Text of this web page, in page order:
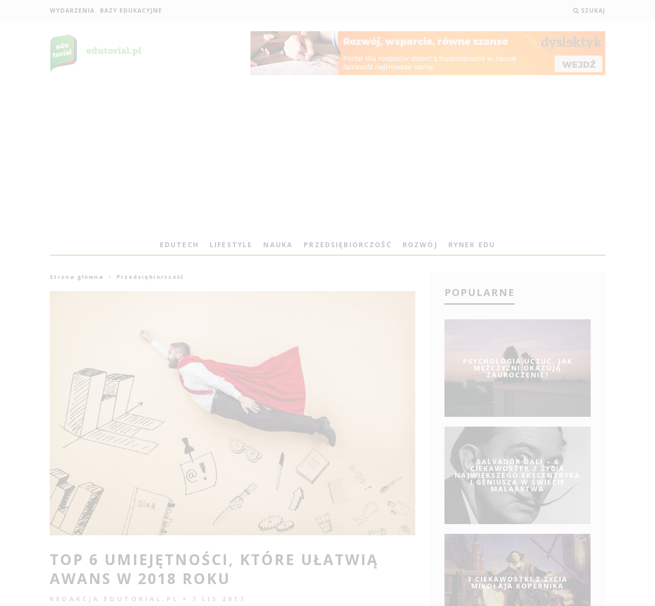
WYDARZENIA BAZY EDUKACYJNE SZUKAJ
EDUTECH LIFESTYLE NAUKA PRZEDSIĘBIORCZOŚĆ ROZWÓJ RYNEK EDU
Strona główna Przedsiębiorczość
TOP 6 UMIEJĘTNOŚCI, KTÓRE UŁATWIĄ
AWANS W 2018 ROKU
REDAKCJA EDUTORIAL.PL 7 LIS 2017
POPULARNE
PSYCHOLOGIA UCZUĆ. JAK
MĘŻCZYŹNI OKAZUJĄ
ZAUROCZENIE?
SALVADOR DALI – 6
CIEKAWOSTEK Z ŻYCIA
NAJWIĘKSZEGO EKSCENTRYKA
I GENIUSZA W ŚWIECIE
MALARSTWA
3 CIEKAWOSTKI Z ŻYCIA
MIKOŁAJA KOPERNIKA